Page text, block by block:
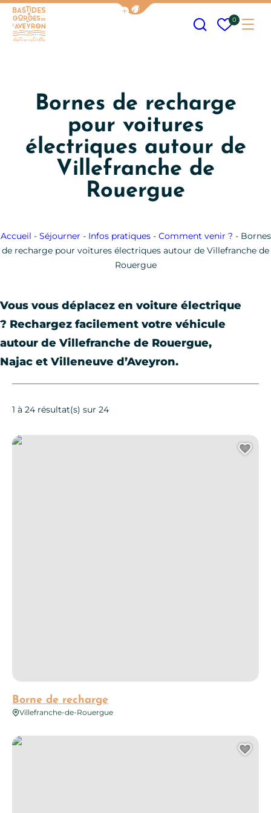
Afficher la barre de navigation
Mes
0
Bornes de recharge
pour voitures
électriques autour de
Villefranche de
Rouergue
Accueil - Séjourner - Infos pratiques- Comment venir ? - Bornes
de recharge pour voitures électriques autour de Villefranche de
Rouergue
Vous vous déplacez en voiture électrique
? Rechargez facilement votre véhicule
autour de Villefranche de Rouergue,
Najac et Villeneuve d’Aveyron.
1 à 24 résultat(s) sur 24
Borne de recharge
Villefranche-de-Rouergue
Borne de recharge
Borne de recharge